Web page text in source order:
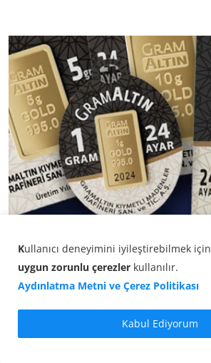
(0...
08.08.2026 12:20
Kullanıcı deneyimini iyileştirebilmek için
uygun zorunlu çerezler kullanılır.
Aydınlatma Metni ve Çerez Politikası
Kabul Ediyorum